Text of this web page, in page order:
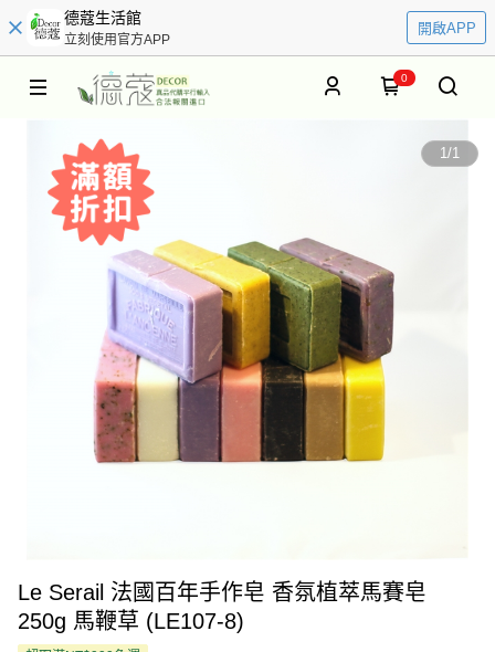
德蔻生活館
立刻使用官方APP
開啟APP
0
1/1
Le Serail 法國百年手作皂 香氛植萃馬賽皂
250g 馬鞭草 (LE107-8)